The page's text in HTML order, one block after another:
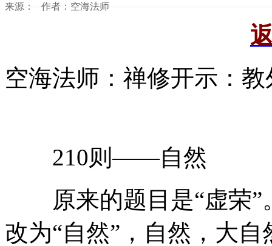
来源： 作者：空海法师
空海法师：禅修开示：
210则——自然
原来的题目是“虚荣”
改为“自然”，自然，大